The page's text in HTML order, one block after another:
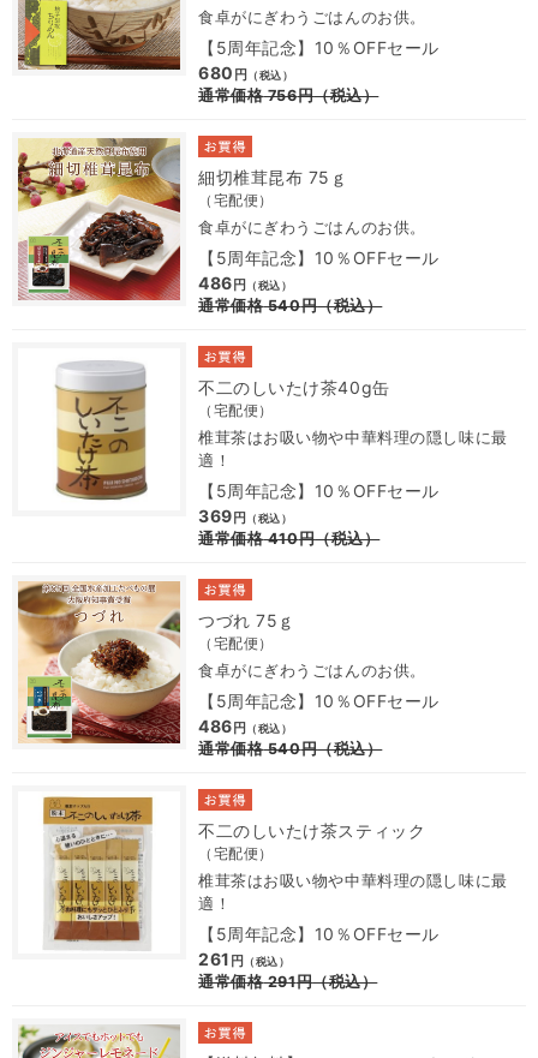
食卓がにぎわうごはんのお供。
【5周年記念】10％OFFセール
680 円 （税込）
通常価格756円（税込）
細切椎茸昆布 75ｇ
（宅配便）
食卓がにぎわうごはんのお供。
【5周年記念】10％OFFセール
486 円 （税込）
通常価格540円（税込）
不二のしいたけ茶40g缶
（宅配便）
椎茸茶はお吸い物や中華料理の隠し味に最
適！
【5周年記念】10％OFFセール
369 円 （税込）
通常価格410円（税込）
つづれ 75ｇ
（宅配便）
食卓がにぎわうごはんのお供。
【5周年記念】10％OFFセール
486 円 （税込）
通常価格540円（税込）
不二のしいたけ茶スティック
（宅配便）
椎茸茶はお吸い物や中華料理の隠し味に最
適！
【5周年記念】10％OFFセール
261 円 （税込）
通常価格291円（税込）